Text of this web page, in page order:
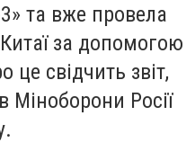
та вже провела
за допомогою
це свідчить звіт,
Міноборони Росії